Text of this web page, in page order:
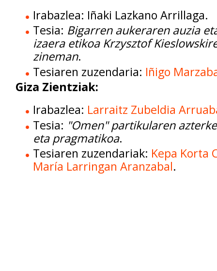
Irabazlea: Iñaki Lazkano Arrillaga.
Tesia: Bigarren aukeraren auzia
izaera etikoa Krzysztof
zineman.
Tesiaren zuzendaria: Iñigo
Giza Zientziak:
Irabazlea: Larraitz Zubeldia
Tesia: "Omen" partikularen
eta pragmatikoa.
Tesiaren zuzendariak: Kepa Korta
María Larringan Aranzabal.